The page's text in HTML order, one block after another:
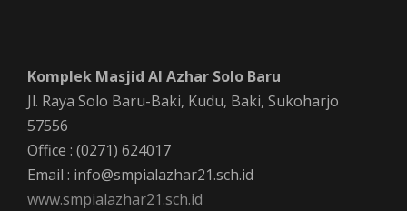
Komplek Masjid Al Azhar Solo Baru
Jl. Raya Solo Baru-Baki, Kudu, Baki, Sukoharjo
57556
Office : (0271) 624017
Email : info@smpialazhar21.sch.id
www.smpialazhar21.sch.id